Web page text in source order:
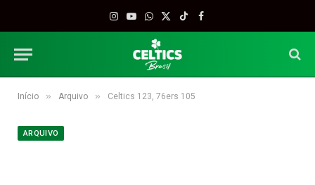
Instagram
YouTube
WhatsApp
X
TikTokFacebook
Início » Arquivo » Celtics 123, 76ers 105
ARQUIVO